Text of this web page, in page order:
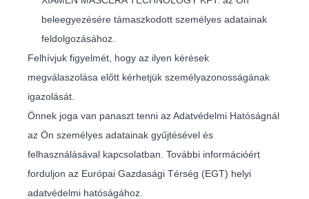
beleegyezésére támaszkodott személyes adatainak
feldolgozásához.
Felhívjuk figyelmét, hogy az ilyen kérések
megválaszolása előtt kérhetjük személyazonosságának
igazolását.
Önnek joga van panaszt tenni az Adatvédelmi Hatóságnál
az Ön személyes adatainak gyűjtésével és
felhasználásával kapcsolatban. További információért
forduljon az Európai Gazdasági Térség (EGT) helyi
adatvédelmi hatóságához.